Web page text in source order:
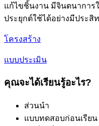
แก้ไขชิ้นงาน มีจินตนาการ
ประยุกต์ใช้ได้อย่างมีประสิ
โครงสร้าง
แบบประเมิน
คุณจะได้เรียนรู้อะไร?
ส่วนนำ
แบบทดสอบก่อนเรียน